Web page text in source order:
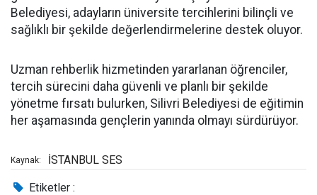
Belediyesi, adayların üniversite tercihlerini bilinçli ve
sağlıklı bir şekilde değerlendirmelerine destek oluyor.
Uzman rehberlik hizmetinden yararlanan öğrenciler,
tercih sürecini daha güvenli ve planlı bir şekilde
yönetme fırsatı bulurken, Silivri Belediyesi de eğitimin
her aşamasında gençlerin yanında olmayı sürdürüyor.
Kaynak: İSTANBUL SES
Etiketler :